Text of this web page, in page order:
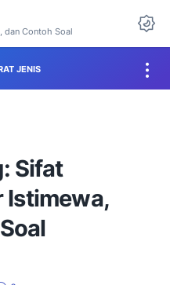
dan Contoh Soal
JENIS
Sifat
Istimewa,